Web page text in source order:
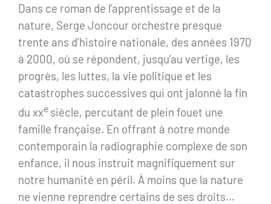
Dans ce roman de l’apprentissage et de la
nature, Serge Joncour orchestre presque
trente ans d’histoire nationale, des années 1970
à 2000, où se répondent, jusqu’au vertige, les
progrès, les luttes, la vie politique et les
catastrophes successives qui ont jalonné la fin
du xxe siècle, percutant de plein fouet une
famille française. En offrant à notre monde
contemporain la radiographie complexe de son
enfance, il nous instruit magnifiquement sur
notre humanité en péril. À moins que la nature
ne vienne reprendre certains de ses droits…